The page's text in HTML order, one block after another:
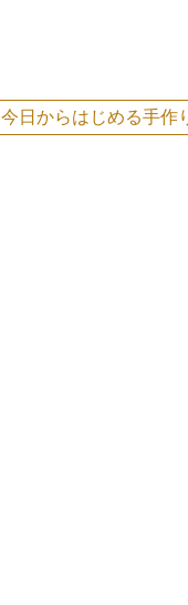
今日からはじめる手作